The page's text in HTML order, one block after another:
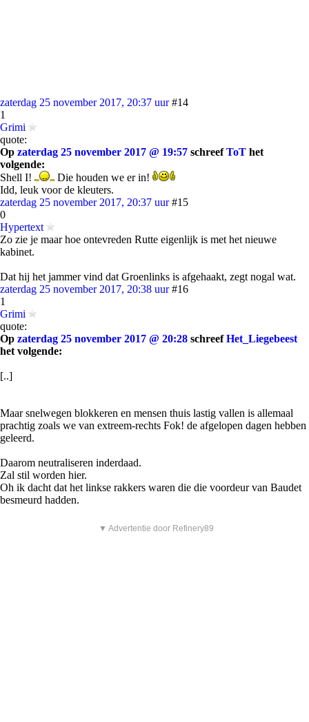
zaterdag 25 november 2017, 20:37 uur #14
1
Grimi
quote:
Op zaterdag 25 november 2017 @ 19:57 schreefToT het
volgende:
Shell I!
Die houden we er in!
Idd, leuk voor de kleuters.
zaterdag 25 november 2017, 20:37 uur #15
0
Hypertext
Zo zie je maar hoe ontevreden Rutte eigenlijk is met het nieuwe
kabinet.
Dat hij het jammer vind dat Groenlinks is afgehaakt, zegt nogal wat.
zaterdag 25 november 2017, 20:38 uur #16
1
Grimi
quote:
Op zaterdag 25 november 2017 @ 20:28 schreefHet_Liegebeest
het volgende:
[..]
Maar snelwegen blokkeren en mensen thuis lastig vallen is allemaal
prachtig zoals we van extreem-rechts Fok! de afgelopen dagen hebben
geleerd.
Daarom neutraliseren inderdaad.
Zal stil worden hier.
Oh ik dacht dat het linkse rakkers waren die die voordeur van Baudet
besmeurd hadden.
▼ Advertentie door Refinery89